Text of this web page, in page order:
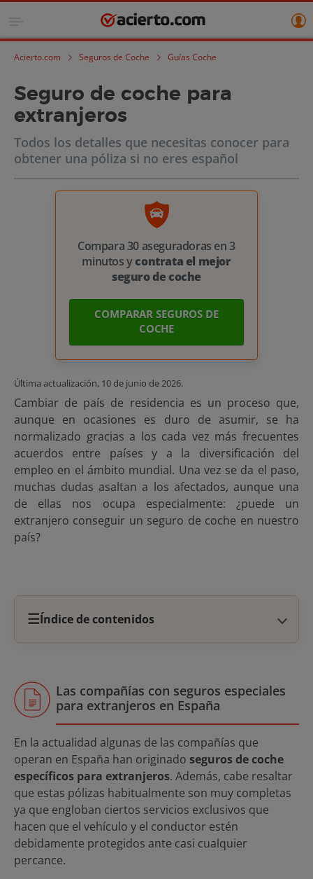
Acierto.com Seguros de Coche Guías Coche
Seguro de coche para
extranjeros
Todos los detalles que necesitas conocer para
obtener una póliza si no eres español
Compara 30 aseguradoras en 3
minutos ycontrata el mejor
seguro de coche
COMPARAR SEGUROS DE
COCHE
Última actualización, 10 de junio de 2026.
Cambiar de país de residencia es un proceso que,
aunque en ocasiones es duro de asumir, se ha
normalizado gracias a los cada vez más frecuentes
acuerdos entre países y a la diversificación del
empleo en el ámbito mundial. Una vez se da el paso,
muchas dudas asaltan a los afectados, aunque una
de ellas nos ocupa especialmente: ¿puede un
extranjero conseguir un seguro de coche en nuestro
país?
☰Índice de contenidos
Las compañías con seguros especiales
para extranjeros en España
En la actualidad algunas de las compañías que
operan en España han originado seguros de coche
específicos para extranjeros. Además, cabe resaltar
que estas pólizas habitualmente son muy completas
ya que engloban ciertos servicios exclusivos que
hacen que el vehículo y el conductor estén
debidamente protegidos ante casi cualquier
percance.